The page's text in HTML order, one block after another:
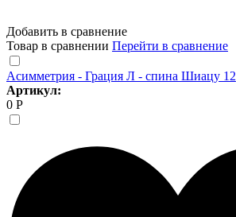
Добавить в сравнение
Товар в сравнении Перейти в сравнение
Асимметрия - Грация Л - спина Шиацу 12
Артикул:
0 Р